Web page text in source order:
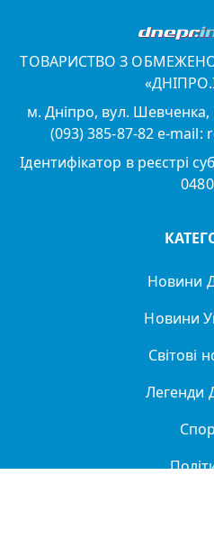
ТОВАРИСТВО З
м. Дніпро, вул. Шевченка,
(093) 385-87-82 e-mail:
Ідентифікатор в реєстрі
Новини
Новини
Світові
Легенди